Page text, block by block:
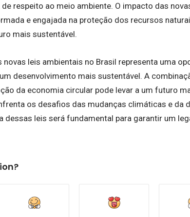
respeito ao meio ambiente. O impacto das
e engajada na proteção dos recursos
mais sustentável.
leis ambientais no Brasil representa uma
desenvolvimento mais sustentável. A
da economia circular pode levar a um futuro
os desafios das mudanças climáticas e da
dessas leis será fundamental para garantir um